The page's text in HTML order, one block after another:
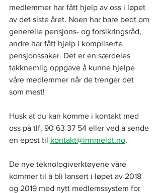
medlemmer har fått hjelp av oss i løpet
av det siste året. Noen har bare bedt om
generelle pensjons- og forsikringsråd,
andre har fått hjelp i kompliserte
pensjonssaker. Det er en særdeles
takknemlig oppgave å kunne hjelpe
våre medlemmer når de trenger det
som mest!
Husk at du kan komme i kontakt med
oss på tlf. 90 63 37 54 eller ved å sende
en epost til kontakt@innmeldt.no.
De nye teknologiverktøyene våre
kommer til å bli lansert i løpet av 2018
og 2019 med nytt medlemssystem for